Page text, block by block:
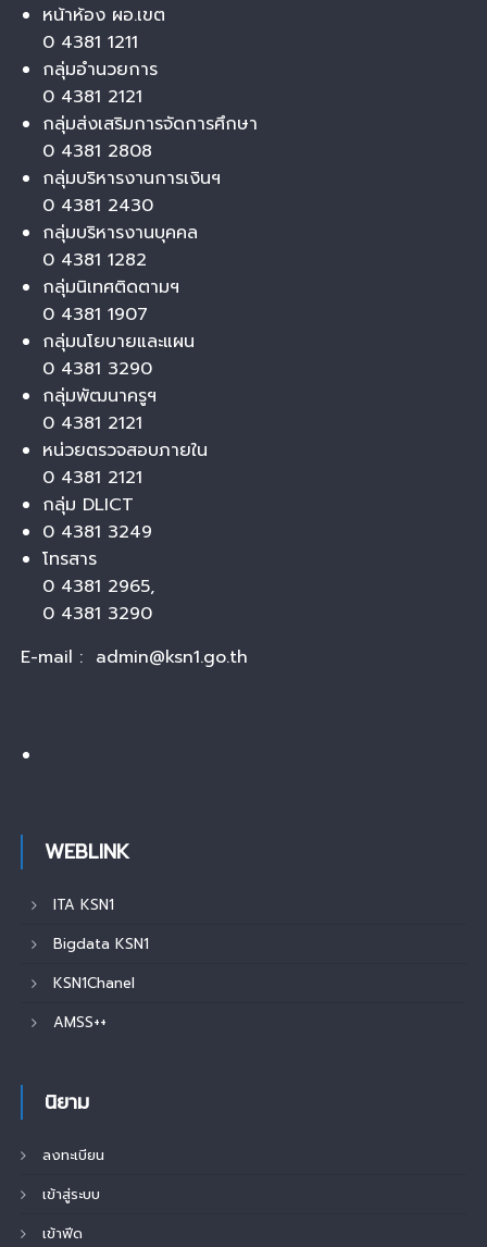
หน้าห้อง ผอ.เขต
0 4381 1211
กลุ่มอำนวยการ
0 4381 2121
กลุ่มส่งเสริมการจัดการศึกษา
0 4381 2808
กลุ่มบริหารงานการเงินฯ
0 4381 2430
กลุ่มบริหารงานบุคคล
0 4381 1282
กลุ่มนิเทศติดตามฯ
0 4381 1907
กลุ่มนโยบายและแผน
0 4381 3290
กลุ่มพัฒนาครูฯ
0 4381 2121
หน่วยตรวจสอบภายใน
0 4381 2121
กลุ่ม DLICT
0 4381 3249
โทรสาร
0 4381 2965,
0 4381 3290
E-mail : admin@ksn1.go.th
WEBLINK
ITA KSN1
Bigdata KSN1
KSN1Chanel
AMSS++
นิยาม
ลงทะเบียน
เข้าสู่ระบบ
เข้าฟีด